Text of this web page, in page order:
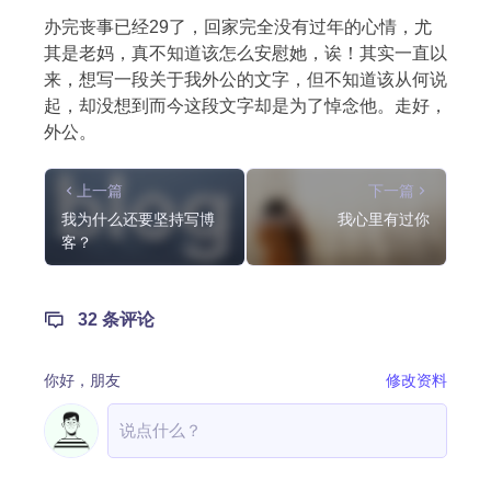
办完丧事已经29了，回家完全没有过年的心情，尤
其是老妈，真不知道该怎么安慰她，诶！其实一直以
来，想写一段关于我外公的文字，但不知道该从何说
起，却没想到而今这段文字却是为了悼念他。走好，
外公。
上一篇
我为什么还要坚持写博
客？
下一篇
我心里有过你
32 条评论
你好， 朋友 修改资料